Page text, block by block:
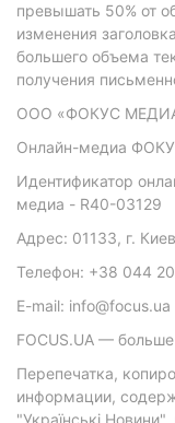
превышать 50% от
изменения
большего объема
получения
ООО «ФОКУС
Онлайн-медиа
Идентификатор
медиа - R40-03129
Адрес: 01133, г.
Телефон: +38 044
E-mail: info@focus.ua
FOCUS.UA —
Перепечатка,
информации,
"Українські